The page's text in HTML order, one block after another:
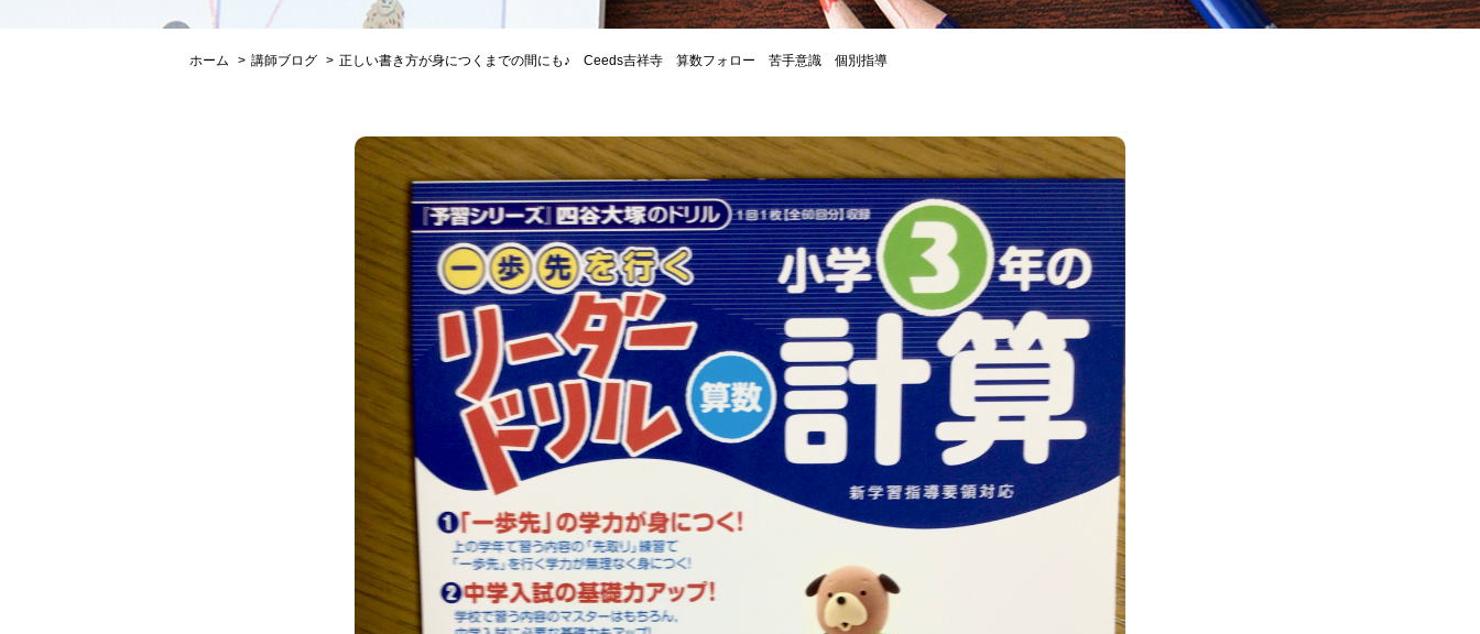
ホーム 講師ブログ 正しい書き方が身につくまでの間にも♪ Ceeds吉祥寺 算数フォロー 苦手意識 個別指導